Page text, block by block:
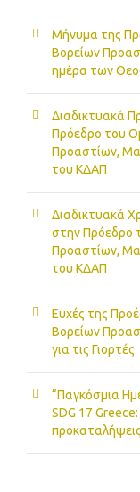
Μήνυμα της
Βορείων
ημέρα των
Διαδικτυακά
Πρόεδρο του
Προαστίων,
του ΚΔΑΠ
Διαδικτυακά
στην Πρόεδρο
Προαστίων,
του ΚΔΑΠ
Ευχές της
Βορείων
για τις Γιορτές
“Παγκόσμια
SDG 17 Greece: